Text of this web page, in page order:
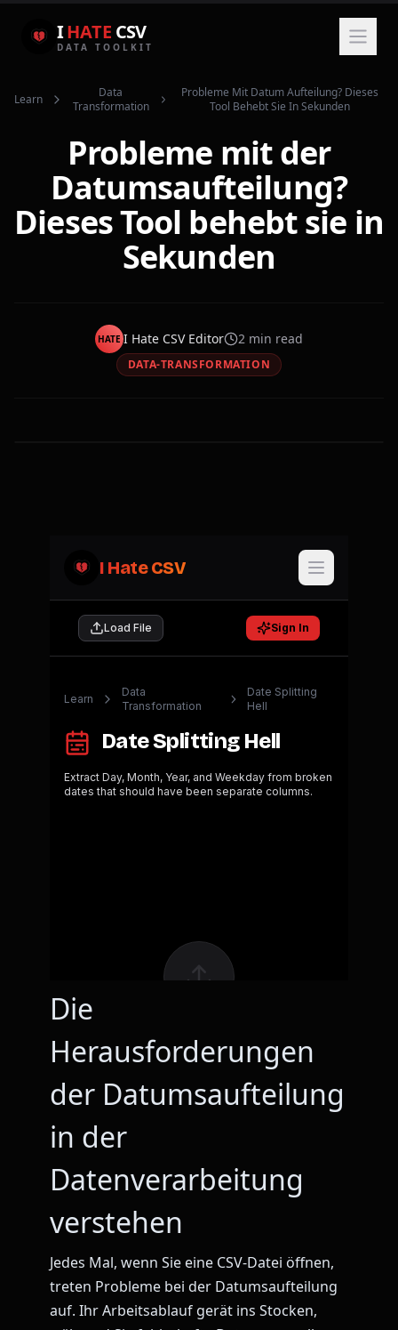
IHATE CSV
DATA TOOLKIT
Learn
Data
Transformation
Probleme Mit Datum Aufteilung? Dieses
Tool Behebt Sie In Sekunden
Probleme mit der
Datumsaufteilung?
Dieses Tool behebt sie in
Sekunden
HATE I Hate CSV Editor 2 min read
DATA-TRANSFORMATION
Die
Herausforderungen
der Datumsaufteilung
in der
Datenverarbeitung
verstehen
Jedes Mal, wenn Sie eine CSV-Datei öffnen,
treten Probleme bei der Datumsaufteilung
auf. Ihr Arbeitsablauf gerät ins Stocken,